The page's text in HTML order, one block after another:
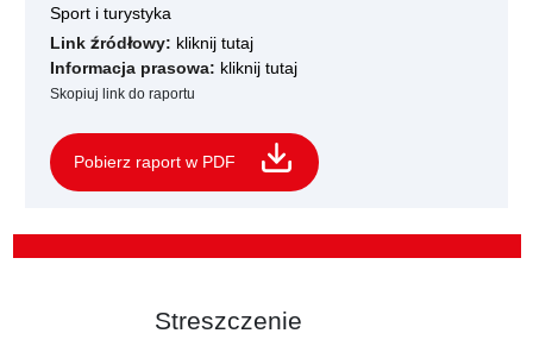
Sport i turystyka
Link źródłowy: kliknij tutaj
Informacja prasowa: kliknij tutaj
Skopiuj link do raportu
Pobierz raport w PDF
Streszczenie